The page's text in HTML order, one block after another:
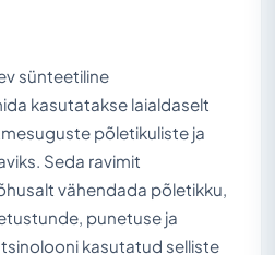
sünteetiline
kasutatakse laialdaselt
põletikuliste ja
Seda ravimit
vähendada põletikku,
punetuse ja
kasutatud selliste